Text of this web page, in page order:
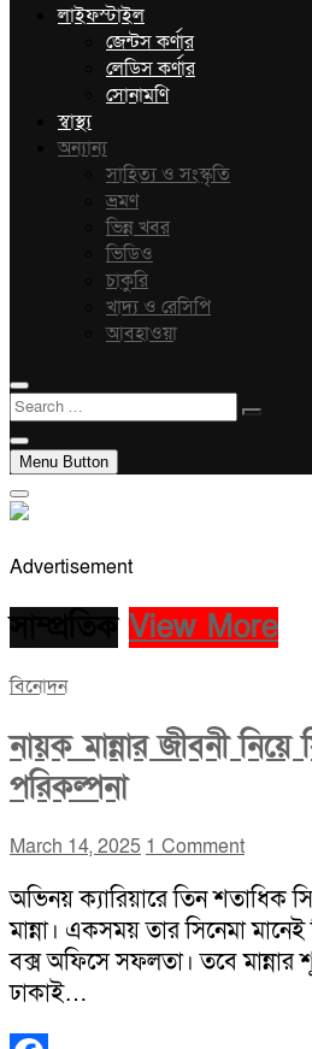
লাইফস্টাইল
জেন্টস কর্ণার
লেডিস কর্ণার
সোনামণি
স্বাস্থ্য
অন্যান্য
সাহিত্য ও সংস্কৃতি
ভ্রমণ
ভিন্ন খবর
ভিডিও
চাকুরি
খাদ্য ও রেসিপি
আবহাওয়া
Search
…
Menu Button
Advertisement
View More
বিনোদন
নায়ক মান্নার জীবনী নিয়ে
পরিকল্পনা
March 14, 2025 1 Comment
অভিনয় ক্যারিয়ারে তিন শতাধিক
মান্না। একসময় তার সিনেমা
বক্স অফিসে সফলতা। তবে
ঢাকাই…